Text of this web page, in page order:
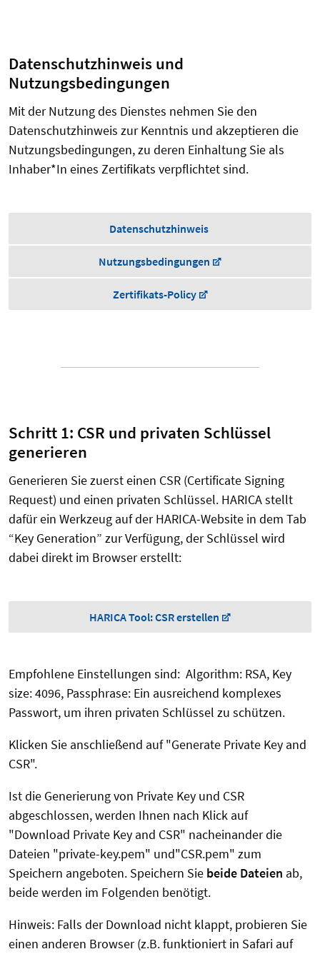
Datenschutzhinweis und
Nutzungsbedingungen
Mit der Nutzung des Dienstes nehmen Sie den
Datenschutzhinweis zur Kenntnis und akzeptieren die
Nutzungsbedingungen, zu deren Einhaltung Sie als
Inhaber*In eines Zertifikats verpflichtet sind.
Datenschutzhinweis
Nutzungsbedingungen
Zertifikats-Policy
Schritt 1: CSR und privaten Schlüssel
generieren
Generieren Sie zuerst einen CSR (Certificate Signing
Request) und einen privaten Schlüssel. HARICA stellt
dafür ein Werkzeug auf der HARICA-Website in dem Tab
“Key Generation” zur Verfügung, der Schlüssel wird
dabei direkt im Browser erstellt:
HARICA Tool: CSR erstellen
Empfohlene Einstellungen sind: Algorithm: RSA, Key
size: 4096, Passphrase: Ein ausreichend komplexes
Passwort, um ihren privaten Schlüssel zu schützen.
Klicken Sie anschließend auf "Generate Private Key and
CSR".
Ist die Generierung von Private Key und CSR
abgeschlossen, werden Ihnen nach Klick auf
"Download Private Key and CSR" nacheinander die
Dateien "private-key.pem" und"CSR.pem" zum
Speichern angeboten. Speichern Sie beide Dateien ab,
beide werden im Folgenden benötigt.
Hinweis: Falls der Download nicht klappt, probieren Sie
einen anderen Browser (z.B. funktioniert in Safari auf